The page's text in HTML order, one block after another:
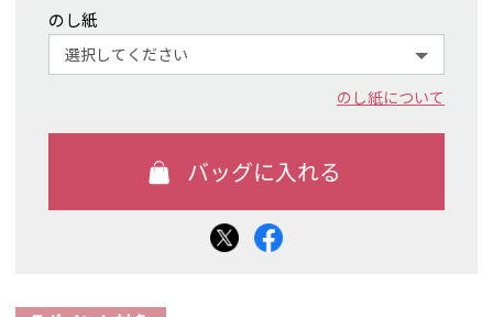
のし紙
のし紙について